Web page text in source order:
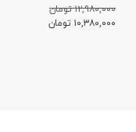
۱۲,۹۸۰,۰۰۰ تومان
۱۰,۳۸۰,۰۰۰ تومان